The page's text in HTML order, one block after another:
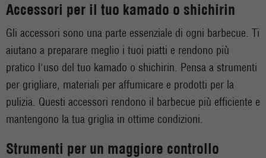
Accessori per il tuo kamado o shichirin
Gli accessori sono una parte essenziale di ogni barbecue. Ti
aiutano a preparare meglio i tuoi piatti e rendono più
pratico l'uso del tuo kamado o shichirin. Pensa a strumenti
per grigliare, materiali per affumicare e prodotti per la
pulizia. Questi accessori rendono il barbecue più efficiente e
mantengono la tua griglia in ottime condizioni.
Strumenti per un maggiore controllo